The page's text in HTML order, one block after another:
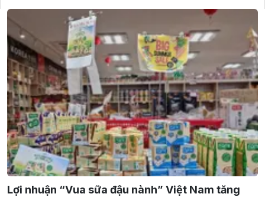
Lợi nhuận “Vua sữa đậu nành” Việt Nam tăng